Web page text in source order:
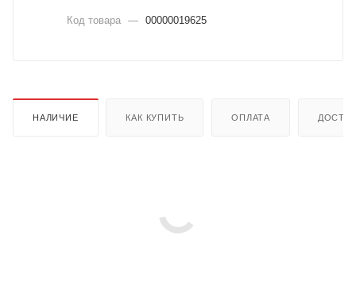
Код товара — 00000019625
НАЛИЧИЕ КАК КУПИТЬ ОПЛАТА